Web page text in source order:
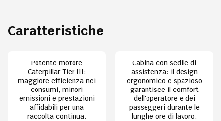
Caratteristiche
Potente motore
Caterpillar Tier III:
maggiore efficienza nei
consumi, minori
emissioni e prestazioni
affidabili per una
raccolta continua.
Cabina con sedile di
assistenza: il design
ergonomico e spazioso
garantisce il comfort
dell'operatore e dei
passeggeri durante le
lunghe ore di lavoro.